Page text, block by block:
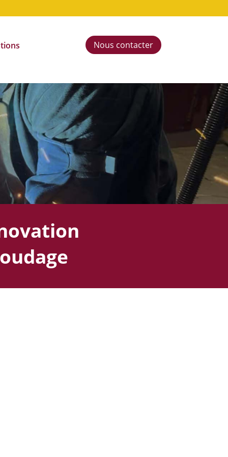
Nous contacter